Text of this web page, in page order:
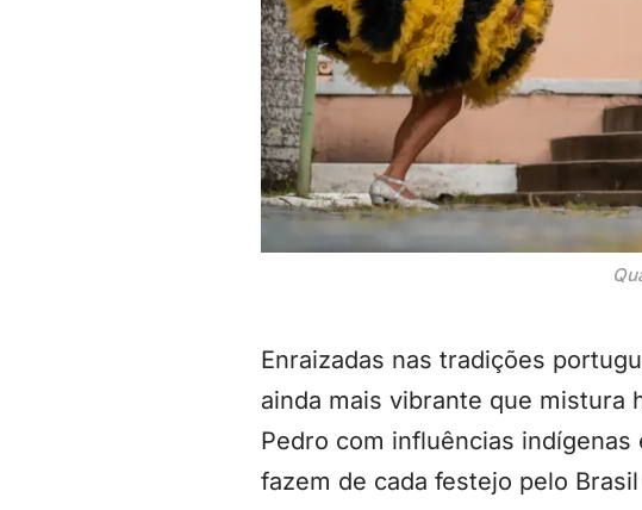
Enraizadas nas tradições
ainda mais vibrante que mistura
Pedro com influências
fazem de cada festejo pelo